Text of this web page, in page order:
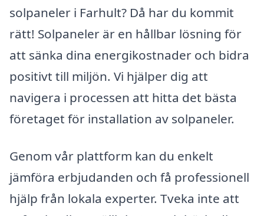
solpaneler i Farhult? Då har du kommit
rätt! Solpaneler är en hållbar lösning för
att sänka dina energikostnader och bidra
positivt till miljön. Vi hjälper dig att
navigera i processen att hitta det bästa
företaget för installation av solpaneler.
Genom vår plattform kan du enkelt
jämföra erbjudanden och få professionell
hjälp från lokala experter. Tveka inte att